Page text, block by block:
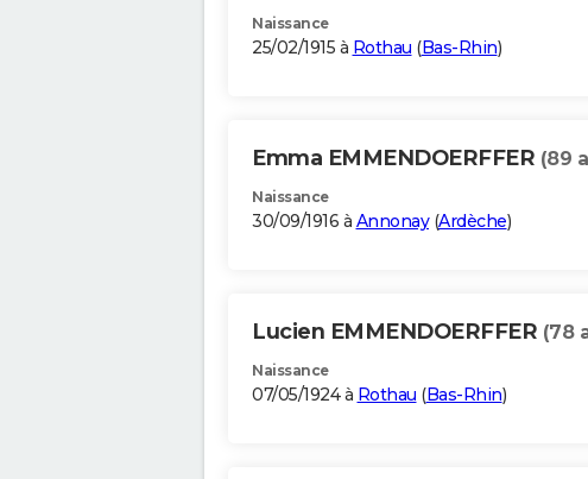
Naissance
25/02/1915 à Rothau (Bas-Rhin)
Emma EMMENDOERFFER (89
Naissance
30/09/1916 à Annonay(Ardèche)
Lucien EMMENDOERFFER (78
Naissance
07/05/1924 à Rothau (Bas-Rhin)